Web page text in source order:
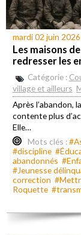
mardi 02 juin 2026
Les maisons
redresser les
Catégorie :
village et ailleurs
Après l’abandon,
contente plus
Elle…
Mots clés :
#discipline
abandonnés
#Jeunesse
correction
Roquette